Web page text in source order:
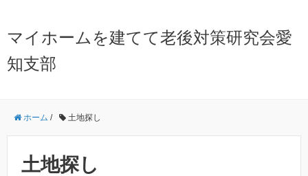
マイホームを建てて老後対策研究会愛
知支部
ホーム / 土地探し
土地探し